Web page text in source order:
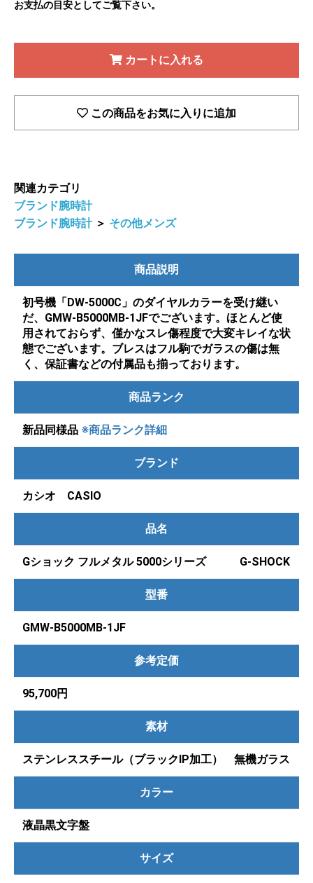
お支払の目安としてご覧下さい。
カートに入れる
この商品をお気に入りに追加
関連カテゴリ
ブランド腕時計
ブランド腕時計 ＞ その他メンズ
商品説明
初号機「DW-5000C」のダイヤルカラーを受け継い
だ、GMW-B5000MB-1JFでございます。ほとんど使
用されておらず、僅かなスレ傷程度で大変キレイな状
態でございます。ブレスはフル駒でガラスの傷は無
く、保証書などの付属品も揃っております。
商品ランク
新品同様品 ※商品ランク詳細
ブランド
カシオ CASIO
品名
Gショック フルメタル 5000シリーズ G-SHOCK
型番
GMW-B5000MB-1JF
参考定価
95,700円
素材
ステンレススチール（ブラックIP加工） 無機ガラス
カラー
液晶黒文字盤
サイズ